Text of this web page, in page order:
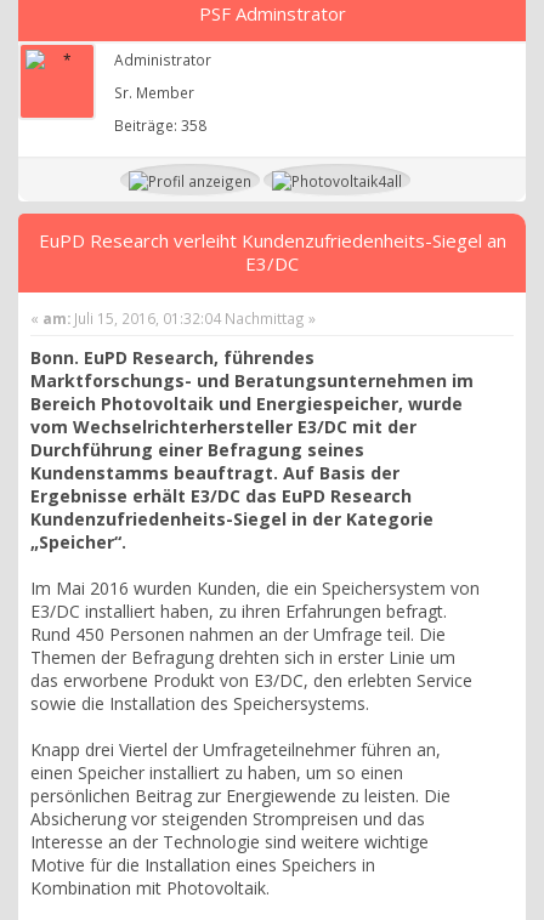
PSF Adminstrator
Administrator
Sr. Member
Beiträge: 358
EuPD Research verleiht Kundenzufriedenheits-Siegel an
E3/DC
« am: Juli 15, 2016, 01:32:04 Nachmittag »
Bonn. EuPD Research, führendes
Marktforschungs- und Beratungsunternehmen im
Bereich Photovoltaik und Energiespeicher, wurde
vom Wechselrichterhersteller E3/DC mit der
Durchführung einer Befragung seines
Kundenstamms beauftragt. Auf Basis der
Ergebnisse erhält E3/DC das EuPD Research
Kundenzufriedenheits-Siegel in der Kategorie
„Speicher“.
Im Mai 2016 wurden Kunden, die ein Speichersystem von
E3/DC installiert haben, zu ihren Erfahrungen befragt.
Rund 450 Personen nahmen an der Umfrage teil. Die
Themen der Befragung drehten sich in erster Linie um
das erworbene Produkt von E3/DC, den erlebten Service
sowie die Installation des Speichersystems.
Knapp drei Viertel der Umfrageteilnehmer führen an,
einen Speicher installiert zu haben, um so einen
persönlichen Beitrag zur Energiewende zu leisten. Die
Absicherung vor steigenden Strompreisen und das
Interesse an der Technologie sind weitere wichtige
Motive für die Installation eines Speichers in
Kombination mit Photovoltaik.